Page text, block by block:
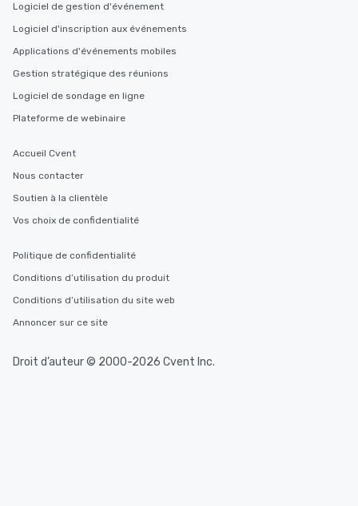
Logiciel de gestion d'événement
Logiciel d'inscription aux événements
Applications d'événements mobiles
Gestion stratégique des réunions
Logiciel de sondage en ligne
Plateforme de webinaire
Accueil Cvent
Nous contacter
Soutien à la clientèle
Vos choix de confidentialité
Politique de confidentialité
Conditions d’utilisation du produit
Conditions d’utilisation du site web
Annoncer sur ce site
Droit d’auteur © 2000-2026 Cvent Inc.